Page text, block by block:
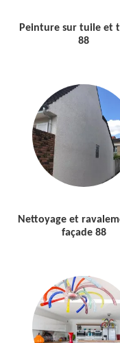
Peinture sur tuile et
88
Nettoyage et
façade 88